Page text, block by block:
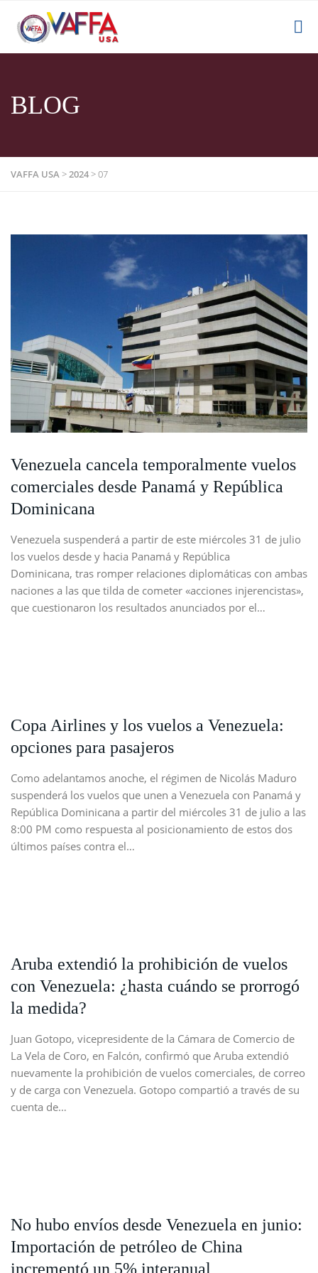
BLOG
VAFFA USA>2024>07
Venezuela cancela temporalmente vuelos
comerciales desde Panamá y República
Dominicana
Venezuela suspenderá a partir de este miércoles 31 de julio
los vuelos desde y hacia Panamá y República
Dominicana, tras romper relaciones diplomáticas con ambas
naciones a las que tilda de cometer «acciones injerencistas»,
que cuestionaron los resultados anunciados por el…
Copa Airlines y los vuelos a Venezuela:
opciones para pasajeros
Como adelantamos anoche, el régimen de Nicolás Maduro
suspenderá los vuelos que unen a Venezuela con Panamá y
República Dominicana a partir del miércoles 31 de julio a las
8:00 PM como respuesta al posicionamiento de estos dos
últimos países contra el…
Aruba extendió la prohibición de vuelos
con Venezuela: ¿hasta cuándo se prorrogó
la medida?
Juan Gotopo, vicepresidente de la Cámara de Comercio de
La Vela de Coro, en Falcón, confirmó que Aruba extendió
nuevamente la prohibición de vuelos comerciales, de correo
y de carga con Venezuela. Gotopo compartió a través de su
cuenta de…
No hubo envíos desde Venezuela en junio:
Importación de petróleo de China
incrementó un 5% interanual